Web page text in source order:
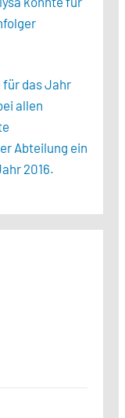
für das Jahr
allen
Abteilung ein
2016.